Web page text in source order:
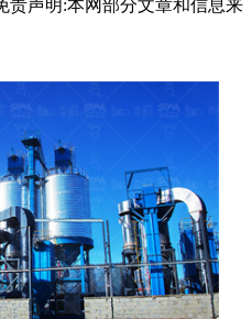
责声明:本网部分文章和信息来